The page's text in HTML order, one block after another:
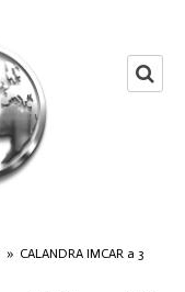
» CALANDRA IMCAR a 3